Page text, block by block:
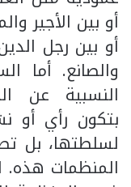
أو بين الأجير
أو بين رجل
والصانع. أما
النسبية عن
بتكون رأي أو
لسلطتها، بل
المنظمات هذه.